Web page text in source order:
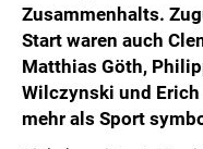
Zusammenhalts.
Start waren auch
Matthias Göth,
Wilczynski und
mehr als Sport